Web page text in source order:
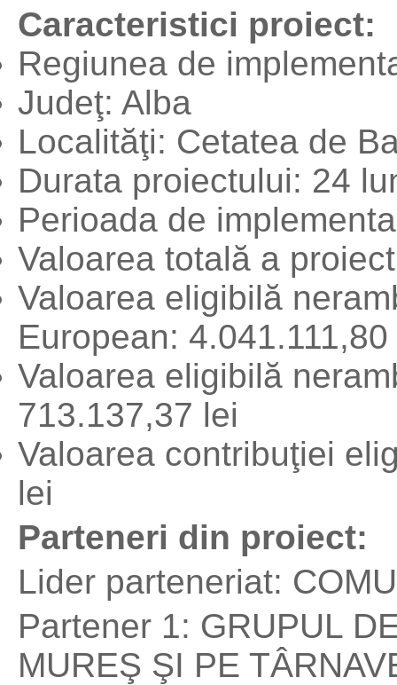
Caracteristici proiect:
Regiunea de
Judeţ: Alba
Localităţi: Cetatea de
Durata proiectului: 24
Perioada de
Valoarea totală a
Valoarea eligibilă
European:
Valoarea eligibilă
713.137,37 lei
Valoarea contribuţiei
lei
Parteneri din proiect:
Lider parteneriat:
Partener 1: GRUPUL
MUREŞ ŞI PE